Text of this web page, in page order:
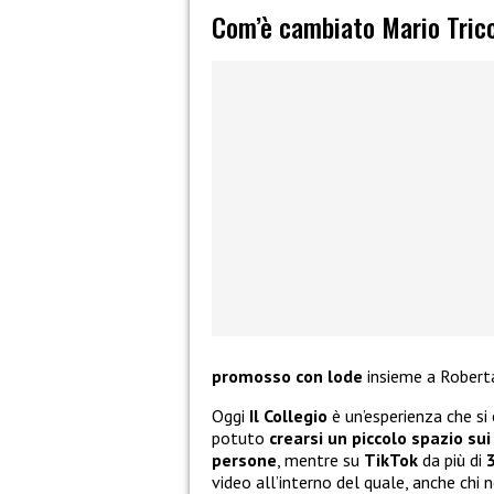
Com’è cambiato Mario
promosso con lode insieme a
Oggi Il Collegio è un’esperienza che
potuto crearsi un piccolo spazio
persone, mentre su TikTok da più di
video all’interno del quale, anche